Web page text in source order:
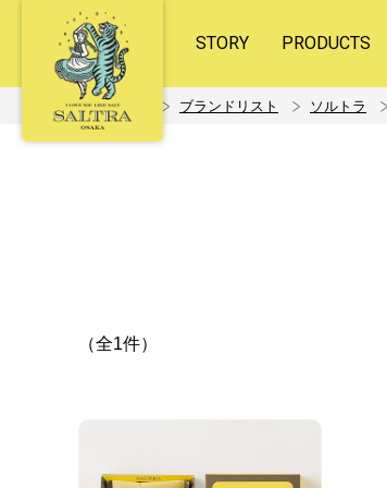
STORY PRODUCTS
ホーム ブランドリスト ソルトラ
（全1件）